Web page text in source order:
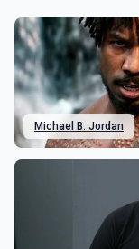
Michael B. Jordan